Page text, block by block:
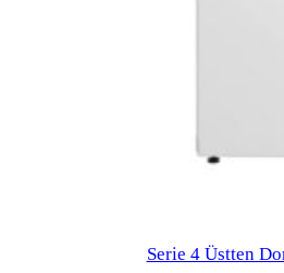
Serie 4 Üstten